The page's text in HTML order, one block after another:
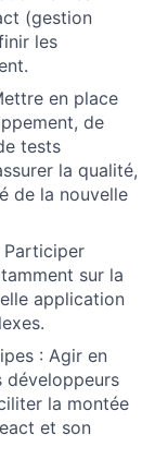
(gestion
les
en place
de
tests
la qualité,
de la nouvelle
Participer
sur la
application
: Agir en
développeurs
la montée
et son